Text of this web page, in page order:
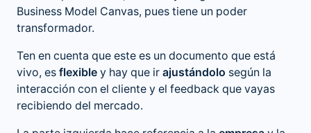
Business Model Canvas, pues tiene un poder
transformador.
Ten en cuenta que este es un documento que está
vivo, es flexible y hay que ir ajustándolo según la
interacción con el cliente y el feedback que vayas
recibiendo del mercado.